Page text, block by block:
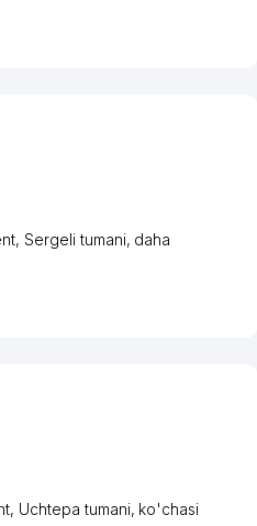
,Sergeli tumani, daha
, Uchtepa tumani, ko'chasi